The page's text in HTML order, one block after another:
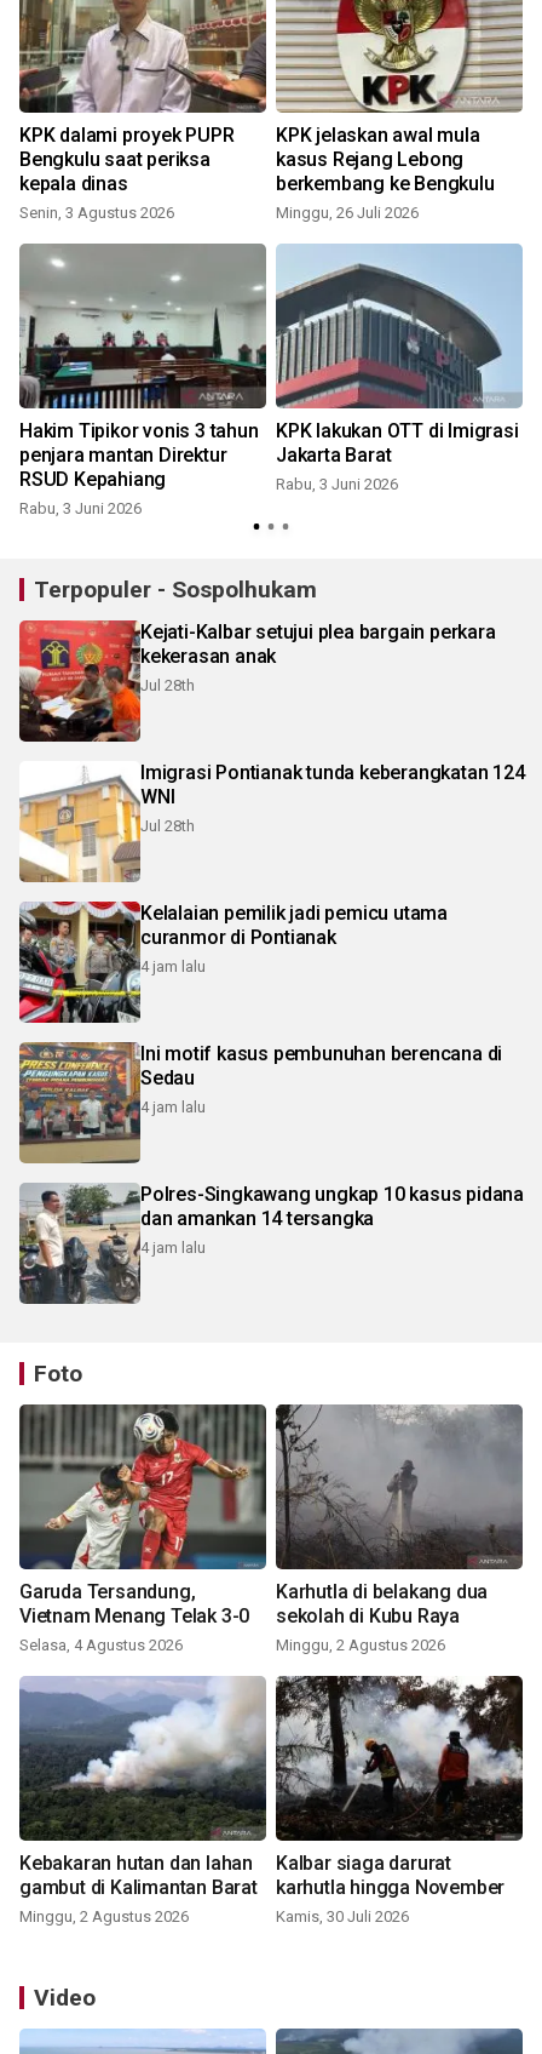
KPK dalami proyek PUPR
Bengkulu saat periksa
kepala dinas
Senin, 3 Agustus 2026
KPK jelaskan awal mula
kasus Rejang Lebong
berkembang ke Bengkulu
Minggu, 26 Juli 2026
Hakim Tipikor vonis 3 tahun
penjara mantan Direktur
RSUD Kepahiang
Rabu, 3 Juni 2026
KPK lakukan OTT di Imigrasi
Jakarta Barat
Rabu, 3 Juni 2026
Terpopuler - Sospolhukam
Kejati-Kalbar setujui plea bargain perkara
kekerasan anak
Jul 28th
Imigrasi Pontianak tunda keberangkatan 124
WNI
Jul 28th
Kelalaian pemilik jadi pemicu utama
curanmor di Pontianak
4 jam lalu
Ini motif kasus pembunuhan berencana di
Sedau
4 jam lalu
Polres-Singkawang ungkap 10 kasus pidana
dan amankan 14 tersangka
4 jam lalu
Foto
Garuda Tersandung,
Vietnam Menang Telak 3-0
Selasa, 4 Agustus 2026
Karhutla di belakang dua
sekolah di Kubu Raya
Minggu, 2 Agustus 2026
Kebakaran hutan dan lahan
gambut di Kalimantan Barat
Minggu, 2 Agustus 2026
Kalbar siaga darurat
karhutla hingga November
Kamis, 30 Juli 2026
Video